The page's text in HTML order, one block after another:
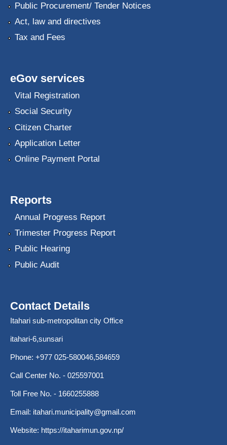
Public Procurement/ Tender Notices
Act, law and directives
Tax and Fees
eGov services
Vital Registration
Social Security
Citizen Charter
Application Letter
Online Payment Portal
Reports
Annual Progress Report
Trimester Progress Report
Public Hearing
Public Audit
Contact Details
Itahari sub-metropolitan city Office
itahari-6,sunsari
Phone: +977 025-580046,584659
Call Center No. - 025597001
Toll Free No. - 1660255888
Email: itahari.municipality@gmail.com
Website: https://itaharimun.gov.np/